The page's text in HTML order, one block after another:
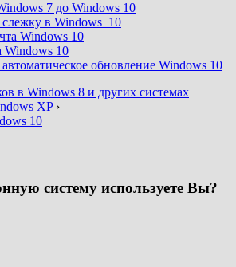
7 до Windows 10
в Windows 10
Windows 10
Windows 10
обновление Windows 10
в Windows 8 и других системах
XP›
10
систему используете Вы?